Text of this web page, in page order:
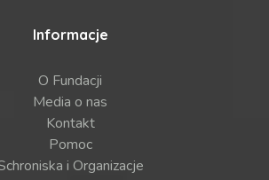
Informacje
O Fundacji
Media o nas
Kontakt
Pomoc
i Organizacje